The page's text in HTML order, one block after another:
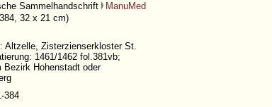
Sammelhandschrift
ManuMed
, 32 x 21 cm)
Altzelle, Zisterzienserkloster St.
1461/1462 fol.381vb;
Bezirk Hohenstadt oder
384